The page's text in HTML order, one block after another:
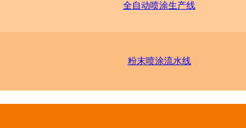
全自动喷涂生产线
粉末喷涂流水线